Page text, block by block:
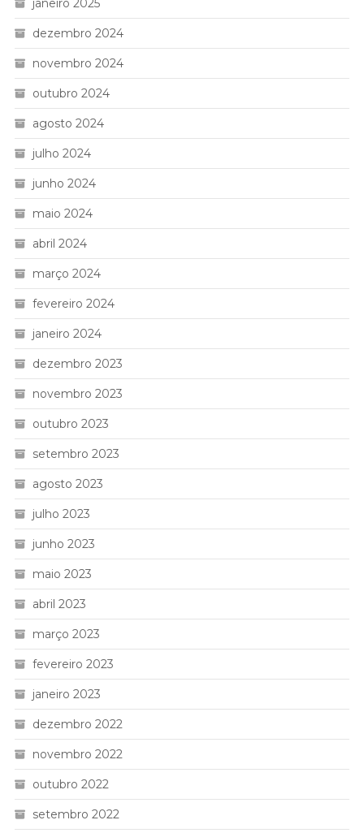
janeiro 2025
dezembro 2024
novembro 2024
outubro 2024
agosto 2024
julho 2024
junho 2024
maio 2024
abril 2024
março 2024
fevereiro 2024
janeiro 2024
dezembro 2023
novembro 2023
outubro 2023
setembro 2023
agosto 2023
julho 2023
junho 2023
maio 2023
abril 2023
março 2023
fevereiro 2023
janeiro 2023
dezembro 2022
novembro 2022
outubro 2022
setembro 2022